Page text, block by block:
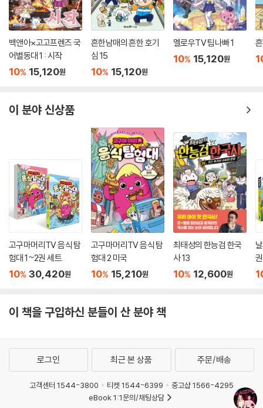
백앤아×고고프렌즈 국
어별동대 1 : 시작
10% 15,120원
흔한남매의 흔한 호기
심 15
10% 15,120원
멜로우TV 팀나빠 1
10% 15,120원
이 분야 신상품
고구마머리TV 음식 탐
험대 1~2권 세트
10% 30,420원
고구마머리TV 음식 탐
험대 2 미국
10% 15,210원
최태성의 한능검 한국
사 13
10% 12,600원
이 책을 구입하신 분들이 산 분야 책
로그인 최근 본 상품 주문/배송
고객센터 1544-3800 티켓 1544-6399
중고샵 1566-4295
eBook 1:1문의/채팅상담